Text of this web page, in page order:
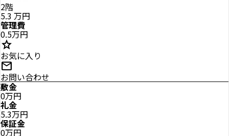
2階
5.3 万円
管理費
0.5万円
star
お気に入り
mail
お問い合わせ
敷金
0万円
礼金
5.3万円
保証金
0万円